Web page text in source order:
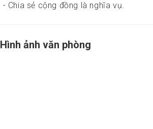
- Chia sẻ cộng đồng là nghĩa vụ.
Hình ảnh văn phòng